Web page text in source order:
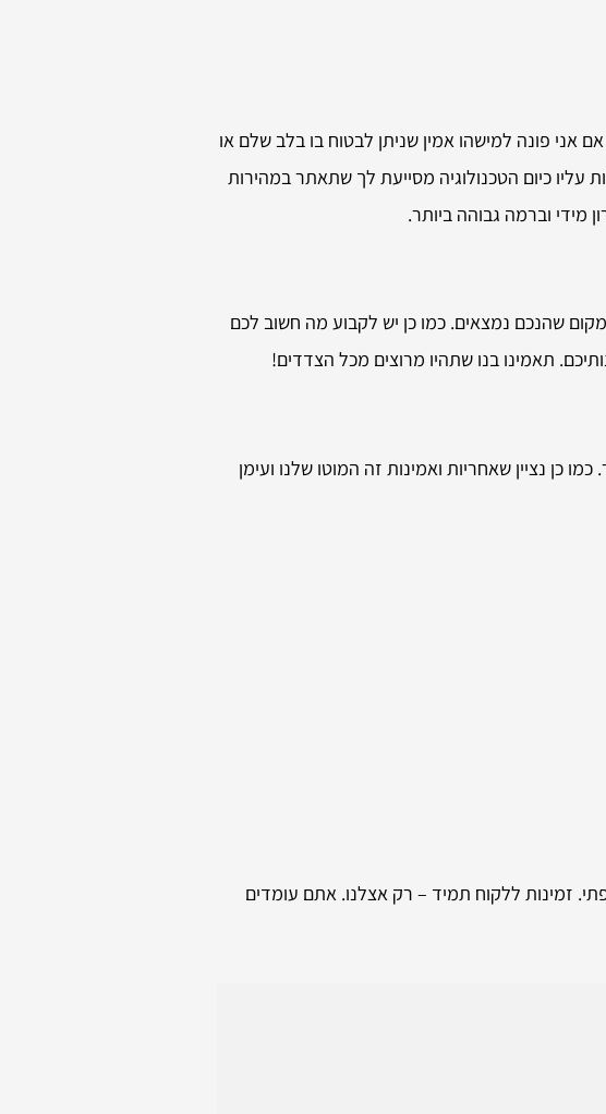
אני פונה למישהו אמין שניתן לבטוח בו בלב שלם או
עליו כיום הטכנולוגיה מסייעת לך שתאתר במהירות
מידי וברמה גבוהה ביותר.
שהנכם נמצאים. כמו כן יש לקבוע מה חשוב לכם
תאמינו בנו שתהיו מרוצים מכל הצדדים!
נציין שאחריות ואמינות זה המוטו שלנו ועימן
זמינות ללקוח תמיד – רק אצלנו. אתם עומדים